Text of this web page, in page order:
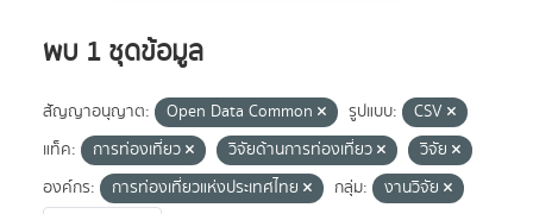
พบ 1 ชุดข้อมูล
สัญญาอนุญาต: Open Data Common รูปแบบ:
CSV
แท็ค:
การท่องเที่ยว วิจัยด้านการท่องเที่ยว
วิจัย
องค์กร:
การท่องเที่ยวแห่งประเทศไทย กลุ่ม:
งานวิจัย